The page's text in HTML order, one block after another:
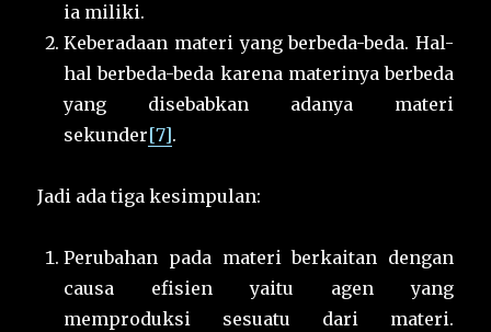
ia miliki.
Keberadaan materi yang berbeda-beda. Hal-
hal berbeda-beda karena materinya berbeda
yang disebabkan adanya materi
sekunder[7].
Jadi ada tiga kesimpulan:
Perubahan pada materi berkaitan dengan
causa efisien yaitu agen yang
memproduksi sesuatu dari materi.